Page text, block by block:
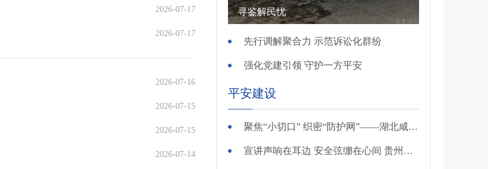
2026-07-17
2026-07-17
2026-07-16
2026-07-15
2026-07-15
2026-07-14
寻鉴解民忧
先行调解聚合力 示范诉讼化群纷
强化党建引领 守护一方平安
平安建设
聚焦“小切口” 织密“防护网”——湖北咸安公安开展精准清查行动净化夏夜治安环境
宣讲声响在耳边 安全弦绷在心间 贵州交警深入开展夏季交通安全宣传活动